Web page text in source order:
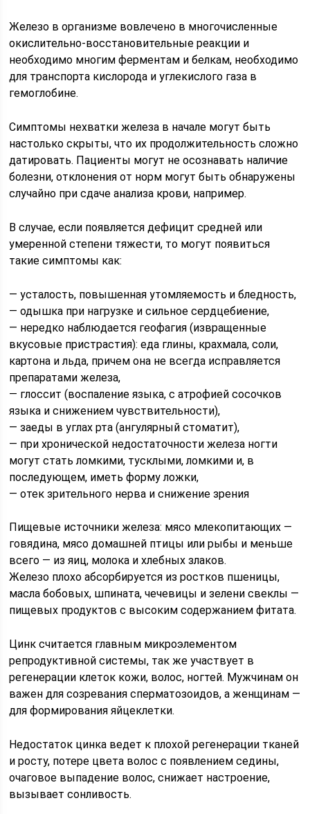
Железо в организме вовлечено в многочисленные
окислительно-восстановительные реакции и
необходимо многим ферментам и белкам, необходимо
для транспорта кислорода и углекислого газа в
гемоглобине.⠀
Симптомы нехватки железа в начале могут быть
настолько скрыты, что их продолжительность сложно
датировать. Пациенты могут не осознавать наличие
болезни, отклонения от норм могут быть обнаружены
случайно при сдаче анализа крови, например.
В случае, если появляется дефицит средней или
умеренной степени тяжести, то могут появиться
такие симптомы как:
— усталость, повышенная утомляемость и бледность,
— одышка при нагрузке и сильное сердцебиение,
— нередко наблюдается геофагия (извращенные
вкусовые пристрастия): еда глины, крахмала, соли,
картона и льда, причем она не всегда исправляется
препаратами железа,
— глоссит (воспаление языка, с атрофией сосочков
языка и снижением чувствительности),
— заеды в углах рта (ангулярный стоматит),
— при хронической недостаточности железа ногти
могут стать ломкими, тусклыми, ломкими и, в
последующем, иметь форму ложки,
— отек зрительного нерва и снижение зрения
Пищевые источники железа: мясо млекопитающих —
говядина, мясо домашней птицы или рыбы и меньше
всего — из яиц, молока и хлебных злаков.
Железо плохо абсорбируется из ростков пшеницы,
масла бобовых, шпината, чечевицы и зелени свеклы —
пищевых продуктов с высоким содержанием фитата.
Цинк считается главным микроэлементом
репродуктивной системы, так же участвует в
регенерации клеток кожи, волос, ногтей. Мужчинам он
важен для созревания сперматозоидов, а женщинам —
для формирования яйцеклетки.
Недостаток цинка ведет к плохой регенерации тканей
и росту, потере цвета волос с появлением седины,
очаговое выпадение волос, снижает настроение,
вызывает сонливость.